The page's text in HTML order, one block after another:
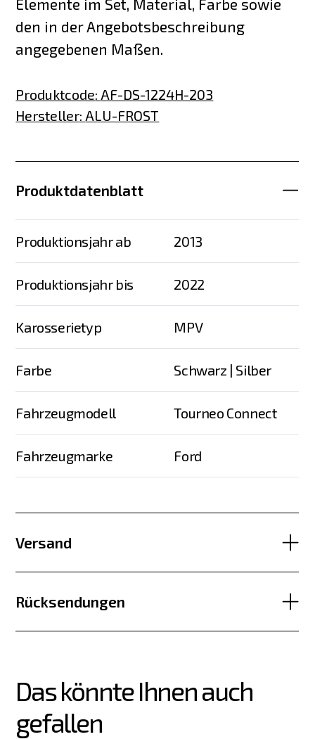
Elemente im Set, Material, Farbe sowie
den in der Angebotsbeschreibung
angegebenen Maßen.
Produktcode: AF-DS-1224H-203
Hersteller: ALU-FROST
Produktdatenblatt
Produktionsjahr ab 2013
Produktionsjahr bis 2022
Karosserietyp MPV
Farbe Schwarz | Silber
Fahrzeugmodell Tourneo Connect
Fahrzeugmarke Ford
Versand
Rücksendungen
Das könnte Ihnen auch
gefallen